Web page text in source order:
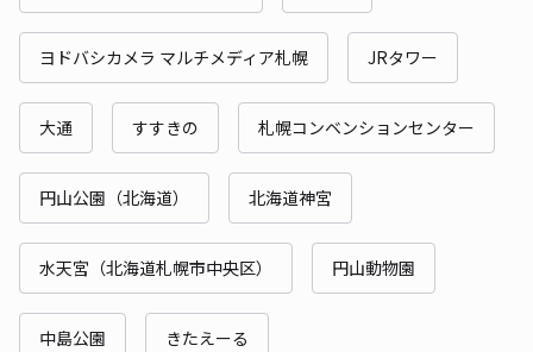
ヨドバシカメラ マルチメディア札幌 JRタワー
大通 すすきの 札幌コンベンションセンター
円山公園（北海道） 北海道神宮
水天宮（北海道札幌市中央区） 円山動物園
中島公園 きたえーる